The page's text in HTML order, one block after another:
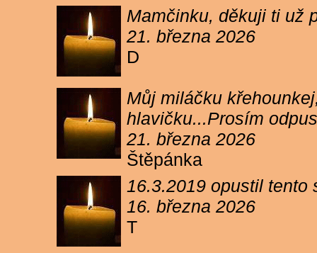
Mamčinku, děkuji ti už
21. března 2026
D
Můj miláčku
hlavičku...Prosím
21. března 2026
Štěpánka
16.3.2019 opustil
16. března 2026
T